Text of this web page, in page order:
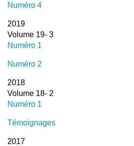
Numéro 4
2019
Volume 19- 3
Numéro 1
Numéro 2
2018
Volume 18- 2
Numéro 1
Témoignages
2017